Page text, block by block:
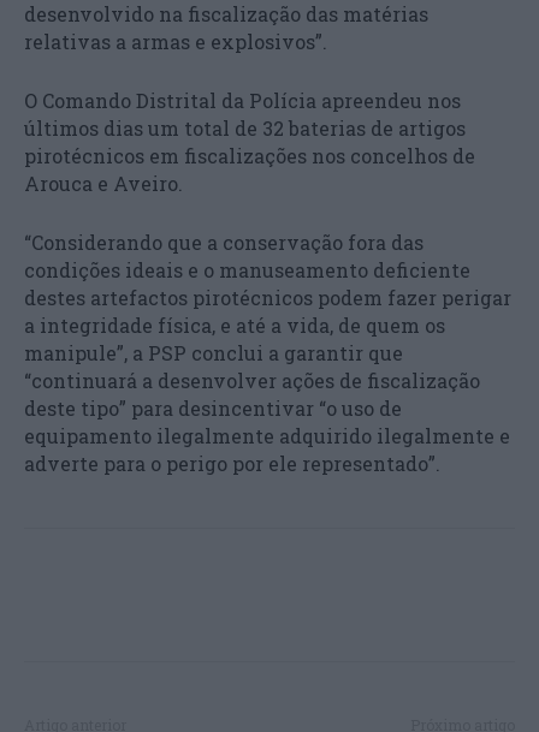
desenvolvido na fiscalização das matérias
relativas a armas e explosivos”.
O Comando Distrital da Polícia apreendeu nos
últimos dias um total de 32 baterias de artigos
pirotécnicos em fiscalizações nos concelhos de
Arouca e Aveiro.
“Considerando que a conservação fora das
condições ideais e o manuseamento deficiente
destes artefactos pirotécnicos podem fazer perigar
a integridade física, e até a vida, de quem os
manipule”, a PSP conclui a garantir que
“continuará a desenvolver ações de fiscalização
deste tipo” para desincentivar “o uso de
equipamento ilegalmente adquirido ilegalmente e
adverte para o perigo por ele representado”.